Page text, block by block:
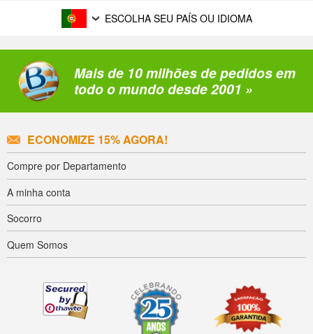
ESCOLHA SEU PAÍS OU IDIOMA
Mais de 10 milhões de pedidos em
todo o mundo desde 2001 »
ECONOMIZE 15% AGORA!
Compre por Departamento
A minha conta
Socorro
Quem Somos